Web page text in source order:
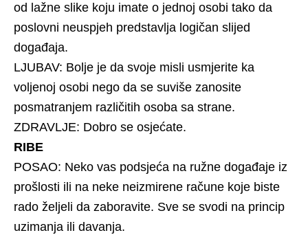
od lažne slike koju imate o jednoj osobi tako da
poslovni neuspjeh predstavlja logičan slijed
događaja.
LJUBAV: Bolje je da svoje misli usmjerite ka
voljenoj osobi nego da se suviše zanosite
posmatranjem različitih osoba sa strane.
ZDRAVLJE: Dobro se osjećate.
RIBE
POSAO: Neko vas podsjeća na ružne događaje iz
prošlosti ili na neke neizmirene račune koje biste
rado željeli da zaboravite. Sve se svodi na princip
uzimanja ili davanja.